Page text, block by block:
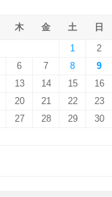
木 金 土
日
1
2
6 7 8
9
13 14 15
16
20 21 22
23
27 28 29
30